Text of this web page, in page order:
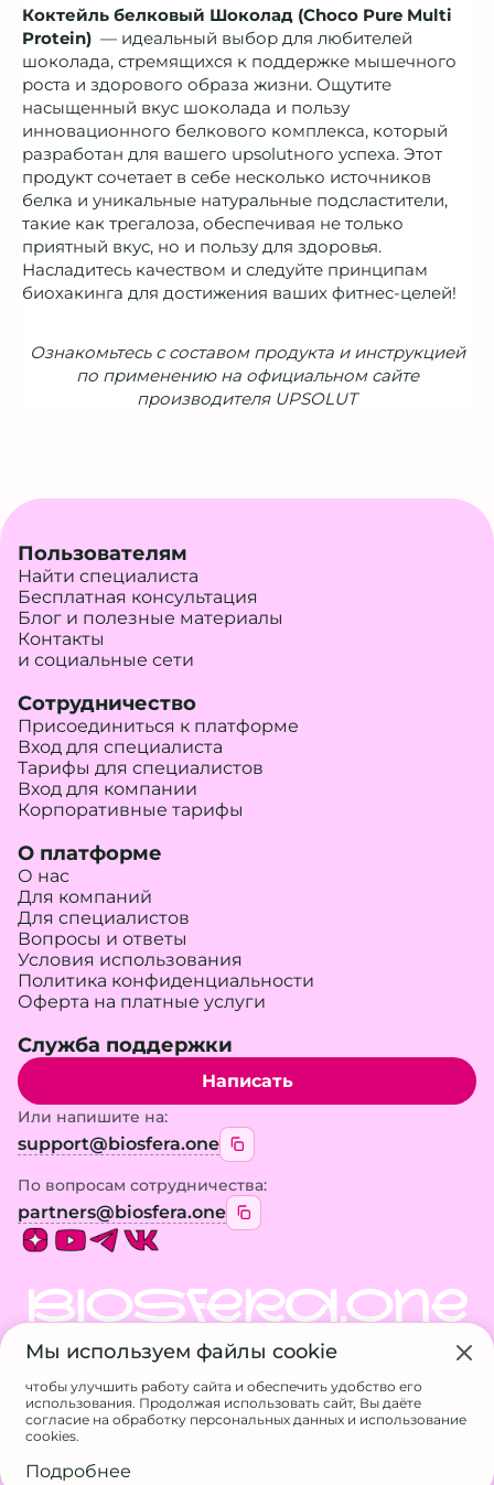
Коктейль белковый Шоколад (Choco Pure Multi
Protein) — идеальный выбор для любителей
шоколада, стремящихся к поддержке мышечного
роста и здорового образа жизни. Ощутите
насыщенный вкус шоколада и пользу
инновационного белкового комплекса, который
разработан для вашего upsolutного успеха. Этот
продукт сочетает в себе несколько источников
белка и уникальные натуральные подсластители,
такие как трегалоза, обеспечивая не только
приятный вкус, но и пользу для здоровья.
Насладитесь качеством и следуйте принципам
биохакинга для достижения ваших фитнес-целей!
Ознакомьтесь с составом продукта и инструкцией
по применению на официальном сайте
производителя UPSOLUT
Пользователям
Найти специалиста
Бесплатная консультация
Блог и полезные материалы
Контакты
и социальные сети
Сотрудничество
Присоединиться к платформе
Вход для специалиста
Тарифы для специалистов
Вход для компании
Корпоративные тарифы
О платформе
О нас
Для компаний
Для специалистов
Вопросы и ответы
Условия использования
Политика конфиденциальности
Оферта на платные услуги
Служба поддержки
Написать
Или напишите на:
support@biosfera.one
По вопросам сотрудничества:
partners@biosfera.one
BIOSFERA.ONE
© 2026 BIOSFERA.ONE. Все права защищены.
только с разрешения владельца
ИП Галанина А.А.
Мы используем файлы cookie
чтобы улучшить работу сайта и обеспечить удобство его
использования. Продолжая использовать сайт, Вы даёте
согласие на обработку персональных данных и использование
cookies.
Подробнее